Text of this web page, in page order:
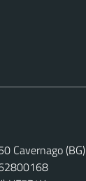
Cavernago (BG)